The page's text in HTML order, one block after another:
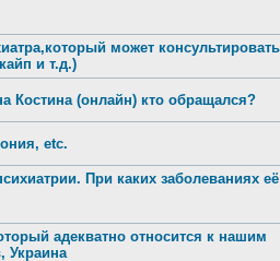
может консультировать
и т.д.)
Костина (онлайн) кто обращался?
etc.
При каких заболеваниях её
адекватно относится к нашим
Украина